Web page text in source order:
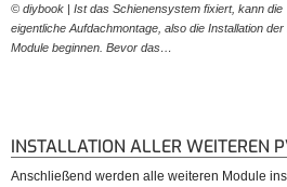
© diybook | Ist das Schienensystem fixiert, kann die
eigentliche Aufdachmontage, also die Installation der
Module beginnen. Bevor das…
INSTALLATION ALLER WEITEREN
Anschließend werden alle weiteren Module